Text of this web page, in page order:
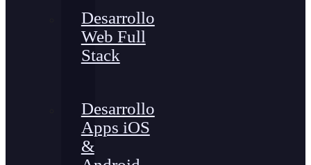
Desarrollo
Web Full
Stack
Desarrollo
Apps iOS
&